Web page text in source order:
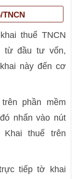
thuế TNCN
từ đầu tư vốn,
này đến cơ
phần mềm
nhấn vào nút
Khai thuế trên
tiếp tờ khai